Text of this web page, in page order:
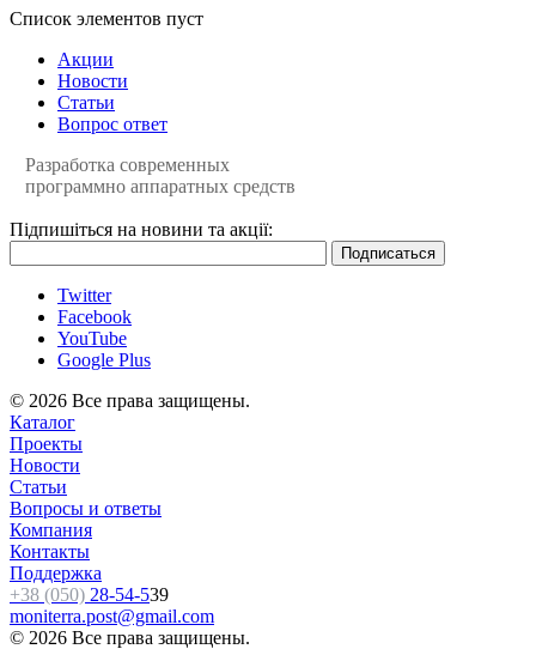
Список элементов пуст
Акции
Новости
Статьи
Вопрос ответ
Разработка современных
программно аппаратных средств
Підпишіться на новини та акції:
Twitter
Facebook
YouTube
Google Plus
© 2026 Все права защищены.
Каталог
Проекты
Новости
Статьи
Вопросы и ответы
Компания
Контакты
Поддержка
+38 (050) 28-54-539
moniterra.post@gmail.com
© 2026 Все права защищены.